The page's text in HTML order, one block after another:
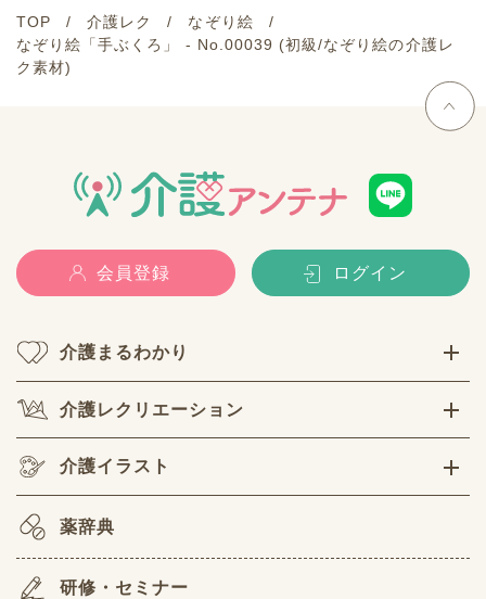
TOP 介護レク
なぞり絵
なぞり絵「手ぶくろ」 - No.00039 (初級/なぞり絵の介護レ
ク素材)
会員登録 ログイン
介護まるわかり
介護レクリエーション
介護イラスト
薬辞典
研修・セミナー